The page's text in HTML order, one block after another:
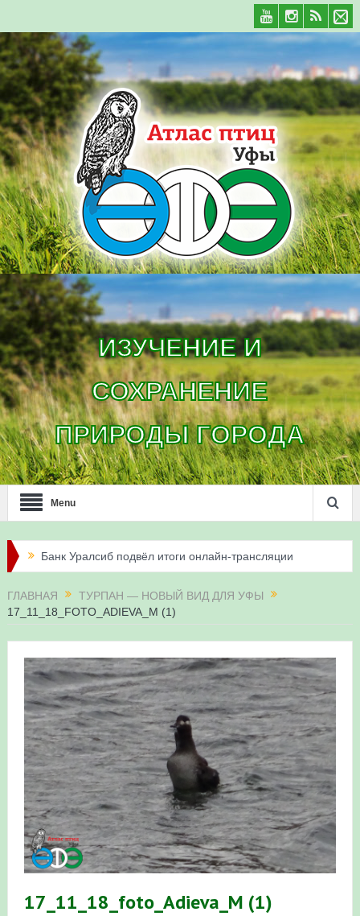
ИЗУЧЕНИЕ И
СОХРАНЕНИЕ
ПРИРОДЫ ГОРОДА
Menu
Банк Уралсиб подвёл итоги онлайн-трансляции
жизни сапсанов в Уфе в 2026 году
Итоги акции «Соловьиные вечера-2026» в
Три птенца сапсанов Уралсиба получили имена и
кольца
Итоги акции «Весенняя перекличка-2026» в
Республике Башкортостан
«Весенняя перекличка-2026» — 21-31 мая 2026
Мероприятие для ребят из дневного лагеря центра
олимпиадного движения «Аврора»
Фотофиксация и осмотр птенцов сапсанов на крыше
ГЛАВНАЯ
ТУРПАН — НОВЫЙ ВИД ДЛЯ УФЫ
17_11_18_FOTO_ADIEVA_M (1)
17_11_18_foto_Adieva_M (1)